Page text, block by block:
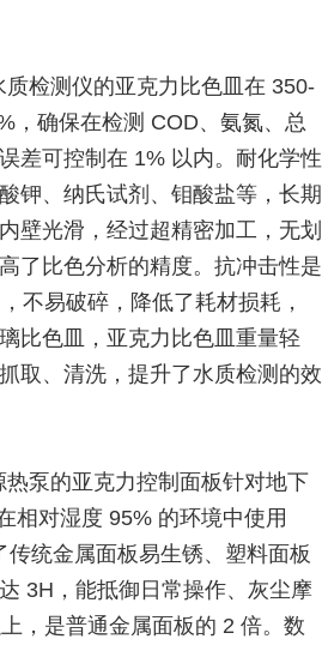
检测仪的亚克力比色皿在 350-
，确保在检测 COD、氨氮、总
差可控制在 1% 以内。耐化学性
钾、纳氏试剂、钼酸盐等，长期
壁光滑，经过超精密加工，无划
了比色分析的精度。抗冲击性是
不易破碎，降低了耗材损耗，
比色皿，亚克力比色皿重量轻
取、清洗，提升了水质检测的效
泵的亚克力控制面板针对地下
相对湿度 95% 的环境中使用
统金属面板易生锈、塑料面板
3H，能抵御日常操作、灰尘摩
，是普通金属面板的 2 倍。数